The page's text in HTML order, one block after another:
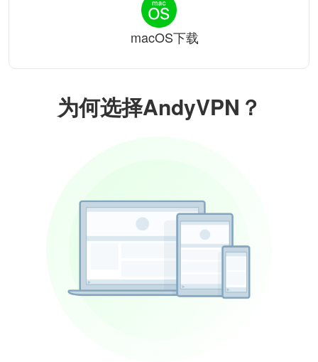
为何选择AndyVPN？
macOS下载